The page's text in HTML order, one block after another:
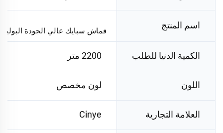
اسم المنتج
قماش سبايك عالي الجودة البوليستر 100% نسيج منسوج لفساتين النساء
الكمية الدنيا للطلب 2200 متر
اللون لون مخصص
العلامة التجارية Cinye